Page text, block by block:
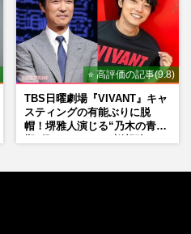
⭐ 高評価の記事(9.8)
TBS日曜劇場『VIVANT』キャ
スティングの有能ぶりに脱
帽！堺雅人演じる“乃木の青年